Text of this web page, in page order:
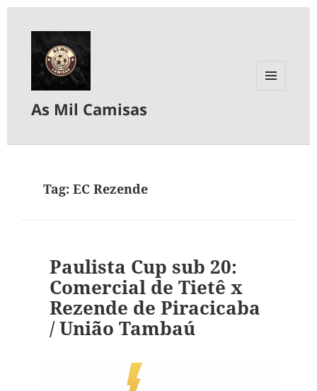
As Mil Camisas
Tag:EC Rezende
Paulista Cup sub 20:
Comercial de Tietê x
Rezende de Piracicaba
/ União Tambaú